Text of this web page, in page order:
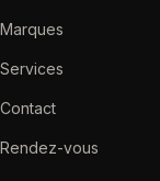
Marques
Services
Contact
Rendez-vous